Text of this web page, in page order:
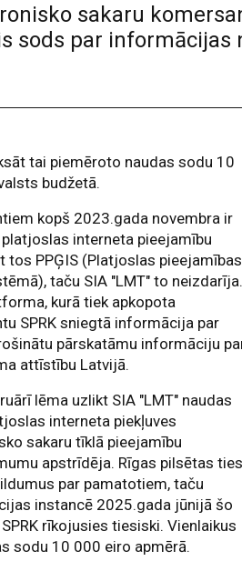
sakaru
sods par informācijas
tai piemēroto naudas sodu 10
budžetā.
kopš 2023.gada novembra ir
interneta pieejamību
tos PPĢIS (Platjoslas pieejamības
taču SIA "LMT" to
kurā tiek apkopota
SPRK sniegtā informācija par
pārskatāmu informāciju
attīstību Latvijā.
lēma uzlikt SIA "LMT" naudas
interneta piekļuves
sakaru tīklā pieejamību
apstrīdēja. Rīgas pilsētas
par pamatotiem, taču
instancē 2025.gada jūnijā šo
rīkojusies tiesiski. Vienlaikus
sodu 10 000 eiro apmērā.